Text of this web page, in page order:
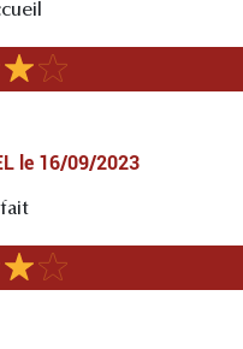
le 16/09/2023